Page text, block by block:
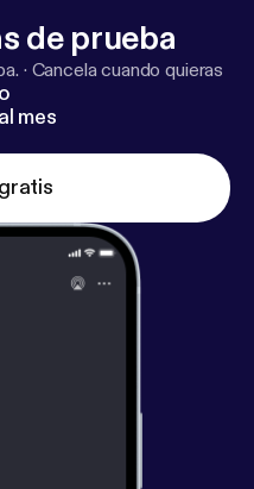
de prueba
· Cancela cuando quieras
mes